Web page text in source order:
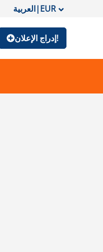
العربية|EUR
إدراج الإعلان!